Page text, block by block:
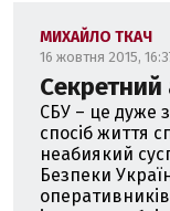
МИХАЙЛО ТКАЧ
16 жовтня 2015,
СБУ – це дуже
спосіб життя
неабиякий
Безпеки